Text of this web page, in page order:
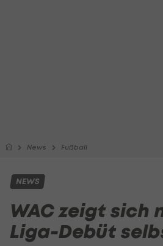
News Fußball
NEWS
WAC zeigt sich
Liga-Debüt